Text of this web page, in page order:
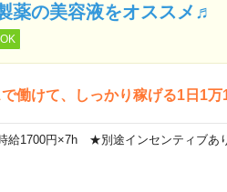
薬の美容液をオススメ♬
働けて、しっかり稼げる1日1万
1700円×7h ★別途インセンティブあ